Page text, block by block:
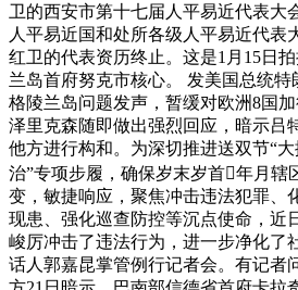
卫的西安市第十七届人平易近代表大
人平易近国和处所各级人平易近代表
红卫的代表资历终止。这是1月15日
兰岛首府努克市核心。 发美国总统特
格陵兰岛问题发声，暂缓对欧洲8国
泽里克森随即做出强烈回应，暗示吕
他方进行构和。为深切推进送双节“
治”专项步履，确保岁末岁首年月辖
变，敏捷响应，聚焦冲击违法犯罪、
现患、强化巡查防控等沉点使命，近
峻厉冲击了违法行为，进一步净化了
话人郭嘉昆掌管例行记者会。有记者